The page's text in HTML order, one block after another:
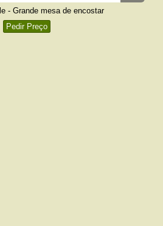
- Grande mesa de encostar
Pedir Preço